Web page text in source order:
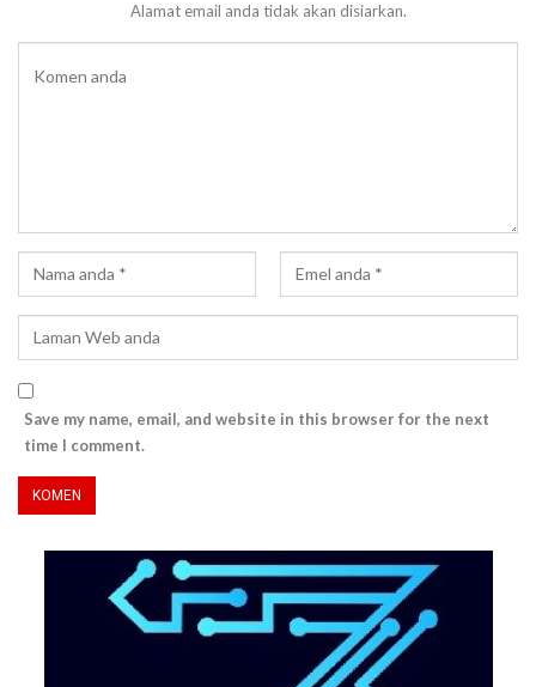
Alamat email anda tidak akan disiarkan.
Save my name, email, and website in this browser for the next
time I comment.